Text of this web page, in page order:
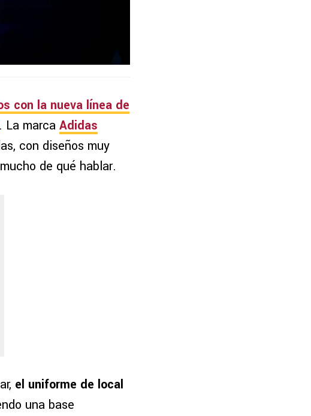
con la nueva línea de
. La marca Adidas
con diseños muy
de qué hablar.
el uniforme de local
una base